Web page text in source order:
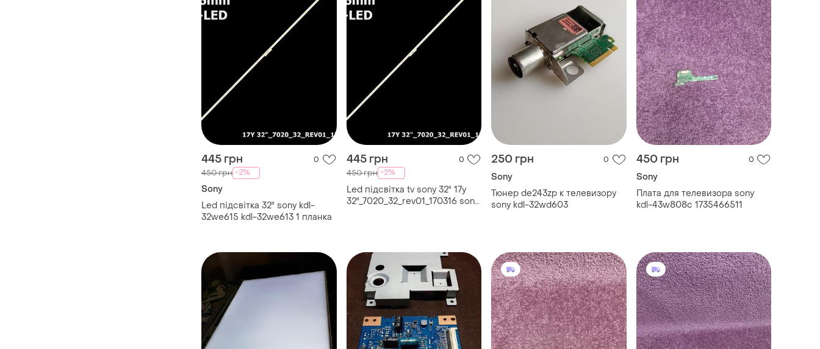
445 грн 0
450 грн -2%
Sony
Led підсвітка 32" sony kdl-
32we615 kdl-32we613 1 планка
445 грн 0
450 грн -2%
Led підсвітка tv sony 32" 17y
32"_7020_32_rev01_170316 sony:
250 грн 0
Sony
Тюнер de243zp к телевизору
sony kdl-32wd603
450 грн 0
Sony
Плата для телевизора sony
kdl-43w808c 1735466511